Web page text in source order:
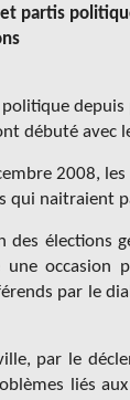
partis
débuté avec
2008,
qui naitraient
élections
une
par le
par le
liés